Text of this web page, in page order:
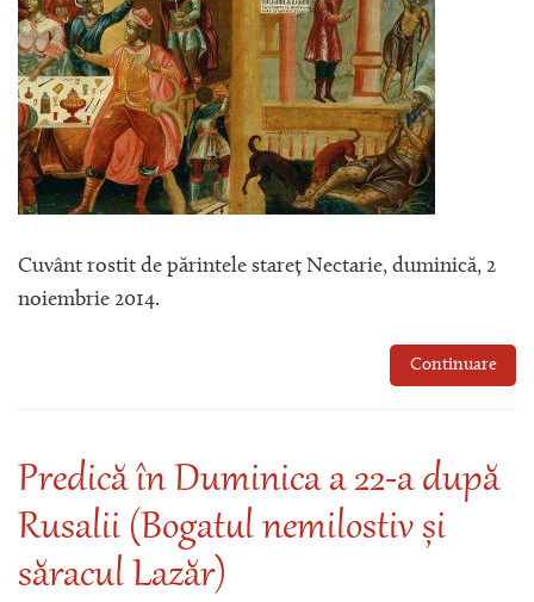
Cuvânt rostit de părintele stareț Nectarie, duminică, 2
noiembrie 2014.
Continuare
Predică în Duminica a 22-a după
Rusalii (Bogatul nemilostiv și
săracul Lazăr)